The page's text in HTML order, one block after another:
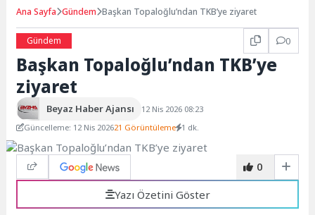
Ana Sayfa Gündem Başkan Topaloğlu’ndan TKB’ye ziyaret
Gündem 0
Başkan Topaloğlu’ndan TKB’ye
ziyaret
Beyaz Haber Ajansı
12 Nis 2026 08:23
Güncelleme: 12 Nis 202621 Görüntüleme 1 dk.
0
Yazı Özetini Göster